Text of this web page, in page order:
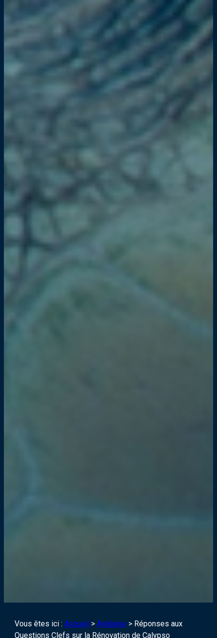
Vous êtes ici : Accueil> Anglaise > Réponses aux
Questions Clefs sur la Rénovation de Calypso